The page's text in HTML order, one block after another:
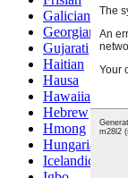
Galician
Georgian
Gujarati
Haitian
Hausa
Hawaiian
Hebrew
Hmong
Hungarian
Icelandic